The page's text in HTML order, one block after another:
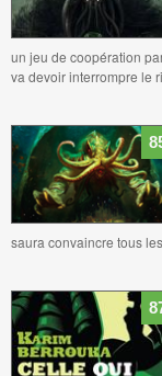
un jeu de coopération
va devoir interrompre le
saura convaincre tous